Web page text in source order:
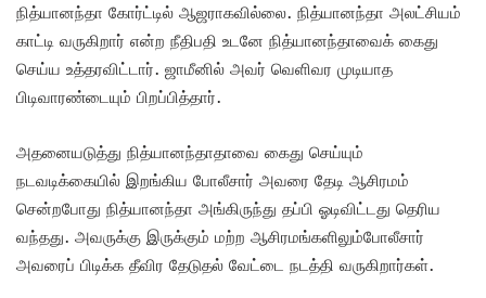
நித்யானந்தா கோர்ட்டில் ஆஜராகவில்லை. நித்யானந்தா அலட்சியம்
காட்டி வருகிறார் என்ற நீதிபதி உடனே நித்யானந்தாவைக் கைது
செய்ய உத்தரவிட்டார். ஜாமீனில் அவர் வெளிவர முடியாத
பிடிவாரண்டையும் பிறப்பித்தார்.
அதனையடுத்து நித்யானந்தாதாவை கைது செய்யும்
நடவடிக்கையில் இறங்கிய போலீசார் அவரை தேடி ஆசிரமம்
சென்றபோது நித்யானந்தா அங்கிருந்து தப்பி ஓடிவிட்டது தெரிய
வந்தது. அவருக்கு இருக்கும் மற்ற ஆசிரமங்களிலும்போலீசார்
அவரைப் பிடிக்க தீவிர தேடுதல் வேட்டை நடத்தி வருகிறார்கள்.